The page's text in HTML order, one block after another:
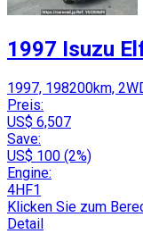
1997 Isuzu
1997, 198200km,
Preis:
US$ 6,507
Save:
US$ 100 (2%)
Engine:
4HF1
Klicken Sie zum
Detail